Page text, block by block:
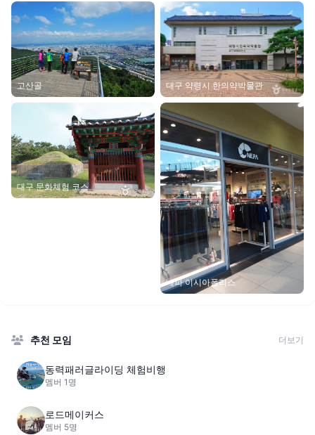
고산골 대구 약령시 한의약박물관
대구 문화체험 코스
네파 이시아폴리스
추천 모임 더보기
동력패러글라이딩 체험비행
멤버 1명
로드메이커스
멤버 5명